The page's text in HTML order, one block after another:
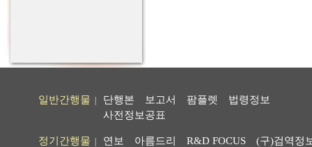
일반간행물 단행본 보고서 팜플렛
법령정보
사전정보공표
정기간행물 연보 아름드리 R&D FOCUS
(구)검역정